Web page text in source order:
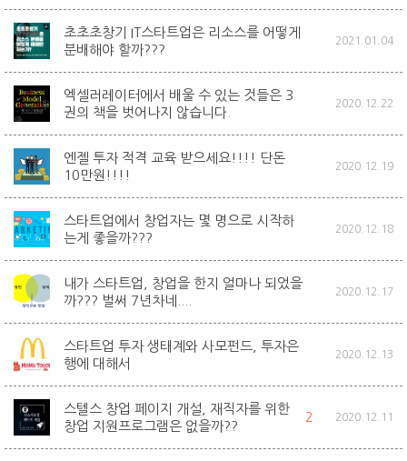
초초초창기 IT스타트업은 리소스를 어떻게
분배해야 할까???
2021.01.04
엑셀러레이터에서 배울 수 있는 것들은 3
권의 책을 벗어나지 않습니다.
2020.12.22
엔젤 투자 적격 교육 받으세요!!!! 단돈
10만원!!!!
2020.12.19
스타트업에서 창업자는 몇 명으로 시작하
는게 좋을까???
2020.12.18
내가 스타트업, 창업을 한지 얼마나 되었을
까??? 벌써 7년차네....
2020.12.17
스타트업 투자 생태계와 사모펀드, 투자은
행에 대해서
2020.12.13
스텔스 창업 페이지 개설, 재직자를 위한
창업 지원프로그램은 없을까??
2 2020.12.11